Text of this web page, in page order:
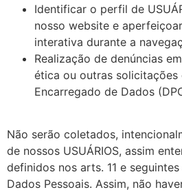
Identificar o perfil de
nosso website e
interativa durante a
Realização de denúncias
ética ou outras solicitações
Encarregado de Dados
Não serão coletados,
de nossos USUÁRIOS, assim
definidos nos arts. 11 e
Dados Pessoais. Assim, não